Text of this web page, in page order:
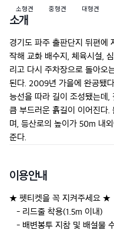
소형견 중형견 대형견
소개
경기도 파주 출판단지 뒤편에
작해 교화 배수지, 체육시설,
리고 다시 주차장으로 돌아오
된다. 2009년 가을에 완공됐
능선을 따라 길이 조성됐는데,
큼 부드러운 흙길이 이어진다.
며, 등산로의 높이가 50m 내
준다.
이용안내
★ 펫티켓을 꼭 지켜주세요 ★
   - 리드줄 착용(1.5m 이내)
- 배변봉투 지참 및 배설물